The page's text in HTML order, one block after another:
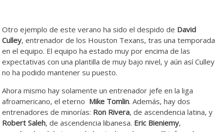
Otro ejemplo de este verano ha sido el despido de David
Culley, entrenador de los Houston Texans, tras una temporada
en el equipo. El equipo ha estado muy por encima de las
expectativas con una plantilla de muy bajo nivel, y aún así Culley
no ha podido mantener su puesto.
Ahora mismo hay solamente un entrenador jefe en la liga
afroamericano, el eterno Mike Tomlin. Además, hay dos
entrenadores de minorías: Ron Rivera, de ascendencia latina, y
Robert Saleh, de ascendencia libanesa. Eric Bieniemy,